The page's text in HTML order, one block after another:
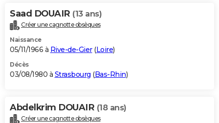
Saad DOUAIR (13 ans)
Créer une cagnotte obsèques
Naissance
05/11/1966 à Rive-de-Gier(Loire)
Décès
03/08/1980 à Strasbourg (Bas-Rhin)
Abdelkrim DOUAIR (18 ans)
Créer une cagnotte obsèques